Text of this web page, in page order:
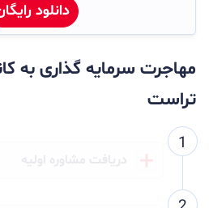
دانلود
مهاجرت سرمایه گذاری به
تراست